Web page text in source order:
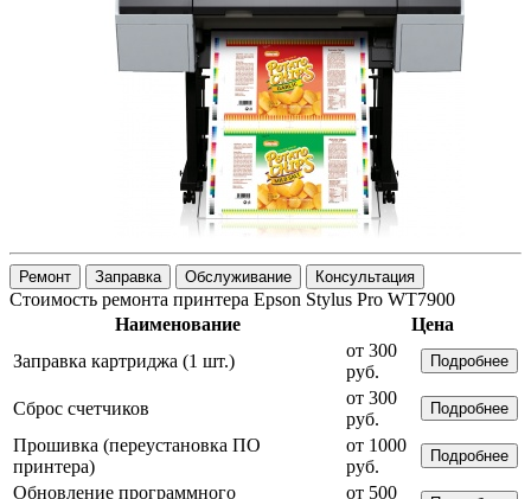
Ремонт Заправка Обслуживание Консультация
Стоимость ремонта принтера Epson Stylus Pro WT7900
Наименование
Цена
Заправка картриджа (1 шт.)
от 300
руб.
Подробнее
Сброс счетчиков
от 300
руб.
Подробнее
Прошивка (переустановка ПО
принтера)
от 1000
руб.
Подробнее
Обновление программного
от 500